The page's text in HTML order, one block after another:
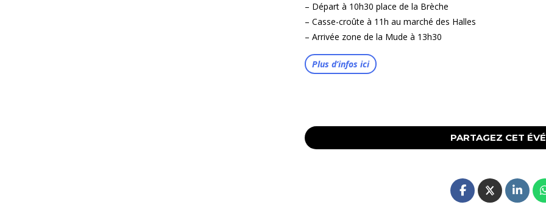
– Départ à 10h30 place de la Brèche
– Casse-croûte à 11h au marché des Halles
– Arrivée zone de la Mude à 13h30
Plus d’infos ici
PARTAGEZ CET